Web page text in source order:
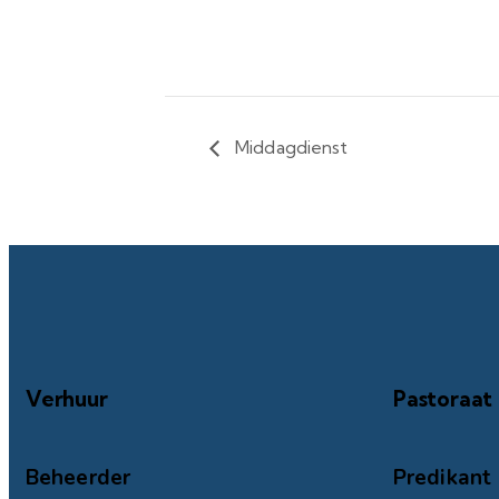
Middagdienst
Verhuur
Beheerder
Pastoraat
Predikant